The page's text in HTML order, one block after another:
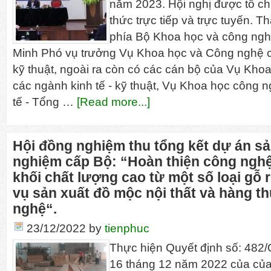
năm 2023. Hội nghị được tổ
thức trực tiếp và trực tuyến.
phía Bộ Khoa học và công
Minh Phó vụ trưởng Vụ Khoa học và Công nghệ
kỹ thuật, ngoài ra còn có các cán bộ của Vụ
các ngành kinh tế - kỹ thuật, Vụ Khoa học công
tế - Tổng … [Read more...]
Hội đồng nghiệm thu tổng kết dự án
nghiệm cấp Bộ: “Hoàn thiện công
khối chất lượng cao từ một số loại gỗ
vụ sản xuất đồ mộc nội thất và hàng
nghệ“.
23/12/2022 by tienphuc
Thực hiện Quyết định số:
16 tháng 12 năm 2022 của